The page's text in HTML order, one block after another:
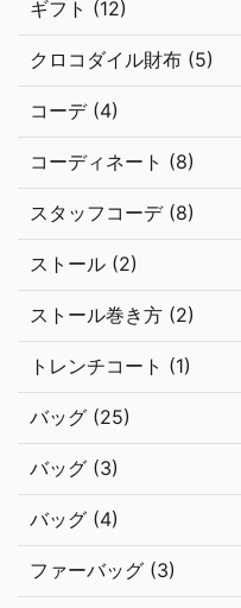
ギフト (12)
クロコダイル財布 (5)
コーデ (4)
コーディネート (8)
スタッフコーデ (8)
ストール (2)
ストール巻き方 (2)
トレンチコート (1)
バッグ (25)
バッグ (3)
バッグ (4)
ファーバッグ (3)